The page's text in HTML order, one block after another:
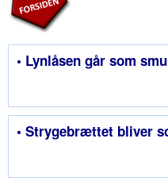
• Lynlåsen går som
• Strygebrættet bliver